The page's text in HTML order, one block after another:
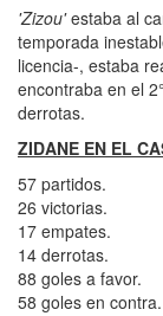
'Zizou'estaba al
temporada
licencia-, estaba
encontraba en el
derrotas.
ZIDANE EN EL
57 partidos.
26 victorias.
17 empates.
14 derrotas.
88 goles a favor.
58 goles en contra.